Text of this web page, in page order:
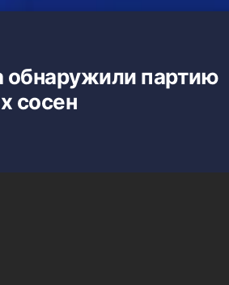
обнаружили партию
сосен